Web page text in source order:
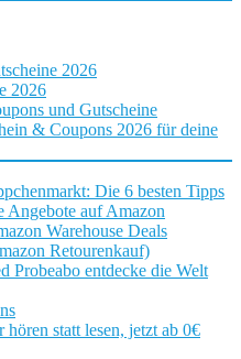
2026
2026
und Gutscheine
& Coupons 2026 für deine
Die 6 besten Tipps
Angebote auf Amazon
Warehouse Deals
Retourenkauf)
Probeabo entdecke die Welt
statt lesen, jetzt ab 0€